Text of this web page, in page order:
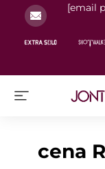
[email
cena